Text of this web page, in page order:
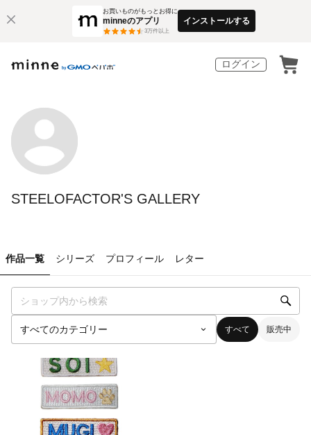
お買いものがもっとお得に
minneのアプリ
3万件以上
インストールする
ログイン
STEELOFACTOR'S GALLERY
作品一覧 シリーズ プロフィール レター
すべて 販売中